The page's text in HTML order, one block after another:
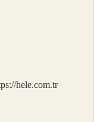
hele.com.tr